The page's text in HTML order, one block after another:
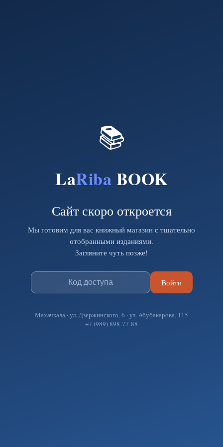
📚
LaRiba BOOK
Сайт скоро откроется
Мы готовим для вас книжный магазин с тщательно
отобранными изданиями.
Загляните чуть позже!
Войти
Махачкала · ул. Дзержинского, 6 · ул. Абубакарова, 115
+7 (989) 898-77-88